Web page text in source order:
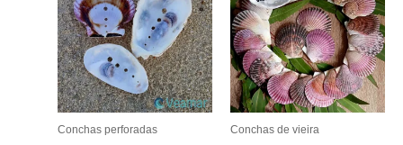
Conchas perforadas
desde
€41.92
hasta
€530.00
tiene
múltiples
variantes.
Las
opciones
Conchas de vieira
desde
€16.23
hasta
€197.10
tiene
múltiples
variantes.
Las
opciones